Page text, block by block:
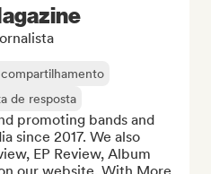
de resposta
promoting bands and
since 2017. We also
EP Review, Album